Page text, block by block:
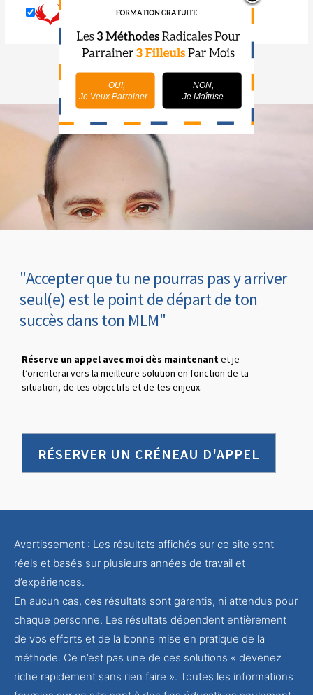
"Accepter que tu ne pourras pas y arriver
seul(e) est le point de départ de ton
succès dans ton MLM"
Réserve un appel avec moi dès maintenantet je
t’orienterai vers la meilleure solution en fonction de ta
situation, de tes objectifs et de tes enjeux.
RÉSERVER UN CRÉNEAU D'APPEL
Avertissement : Les résultats affichés sur ce site sont
réels et basés sur plusieurs années de travail et
d’expériences.
En aucun cas, ces résultats sont garantis, ni attendus pour
chaque personne. Les résultats dépendent entièrement
de vos efforts et de la bonne mise en pratique de la
méthode. Ce n’est pas une de ces solutions « devenez
riche rapidement sans rien faire ». Toutes les informations
OUI,
Je Veux Parrainer...
NON,
Je Maîtrise